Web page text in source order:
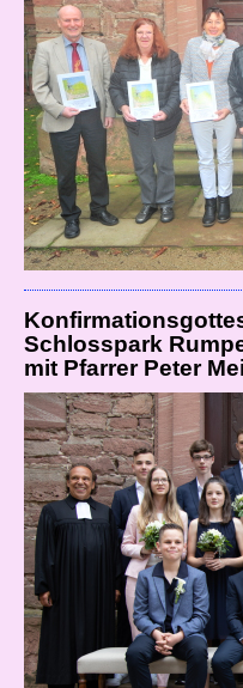
Schlosspark
mit Pfarrer Peter